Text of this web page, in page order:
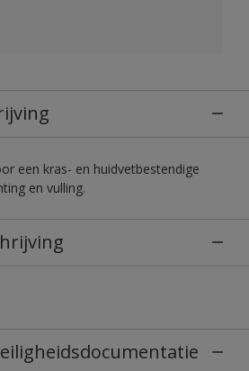
een kras- en huidvetbestendige
en vulling.